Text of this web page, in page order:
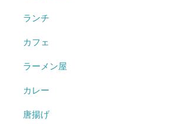
ランチ
カフェ
ラーメン屋
カレー
唐揚げ